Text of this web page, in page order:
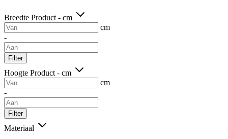
Breedte Product - cm
cm
-
Filter
Hoogte Product - cm
cm
-
Filter
Materiaal